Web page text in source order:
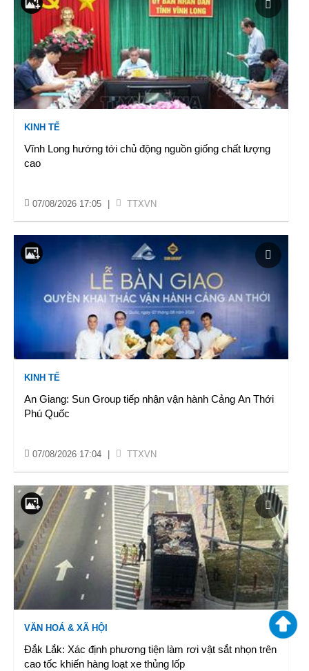
KINH TẾ
Vĩnh Long hướng tới chủ động nguồn giống chất lượng
cao
07/08/2026 17:05 TTXVN
KINH TẾ
An Giang: Sun Group tiếp nhận vận hành Cảng An Thới
Phú Quốc
07/08/2026 17:04 TTXVN
VĂN HOÁ & XÃ HỘI
Đắk Lắk: Xác định phương tiện làm rơi vật sắt nhọn trên
cao tốc khiến hàng loạt xe thủng lốp